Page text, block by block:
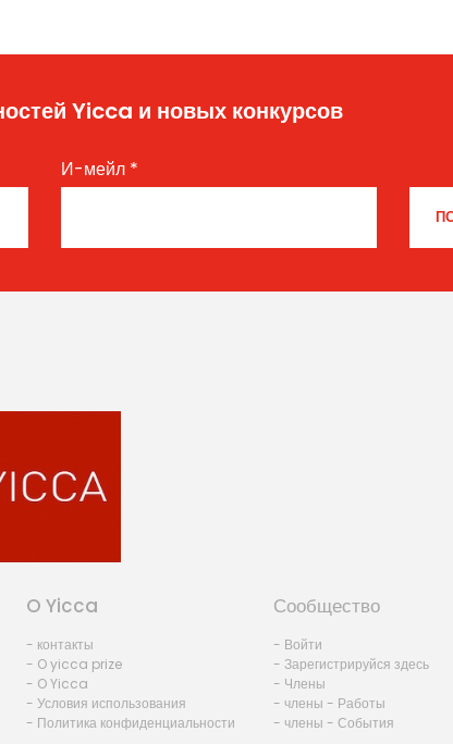
Yicca и новых конкурсов
И-мейл *
O Yicca
- контакты
- O yicca prize
- O Yicca
- Условия использования
- Политика конфиденциальности
Сообщество
- Войти
- Зарегистрируйся здесь
- Члены
- члены - Работы
- члены - События